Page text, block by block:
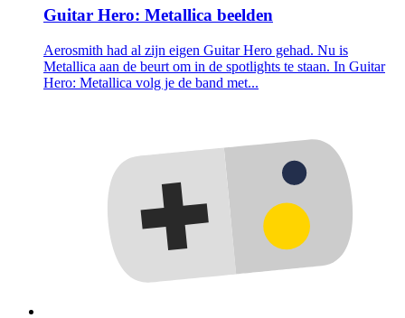
Guitar Hero: Metallica beelden
Aerosmith had al zijn eigen Guitar Hero gehad. Nu is
Metallica aan de beurt om in de spotlights te staan. In Guitar
Hero: Metallica volg je de band met...